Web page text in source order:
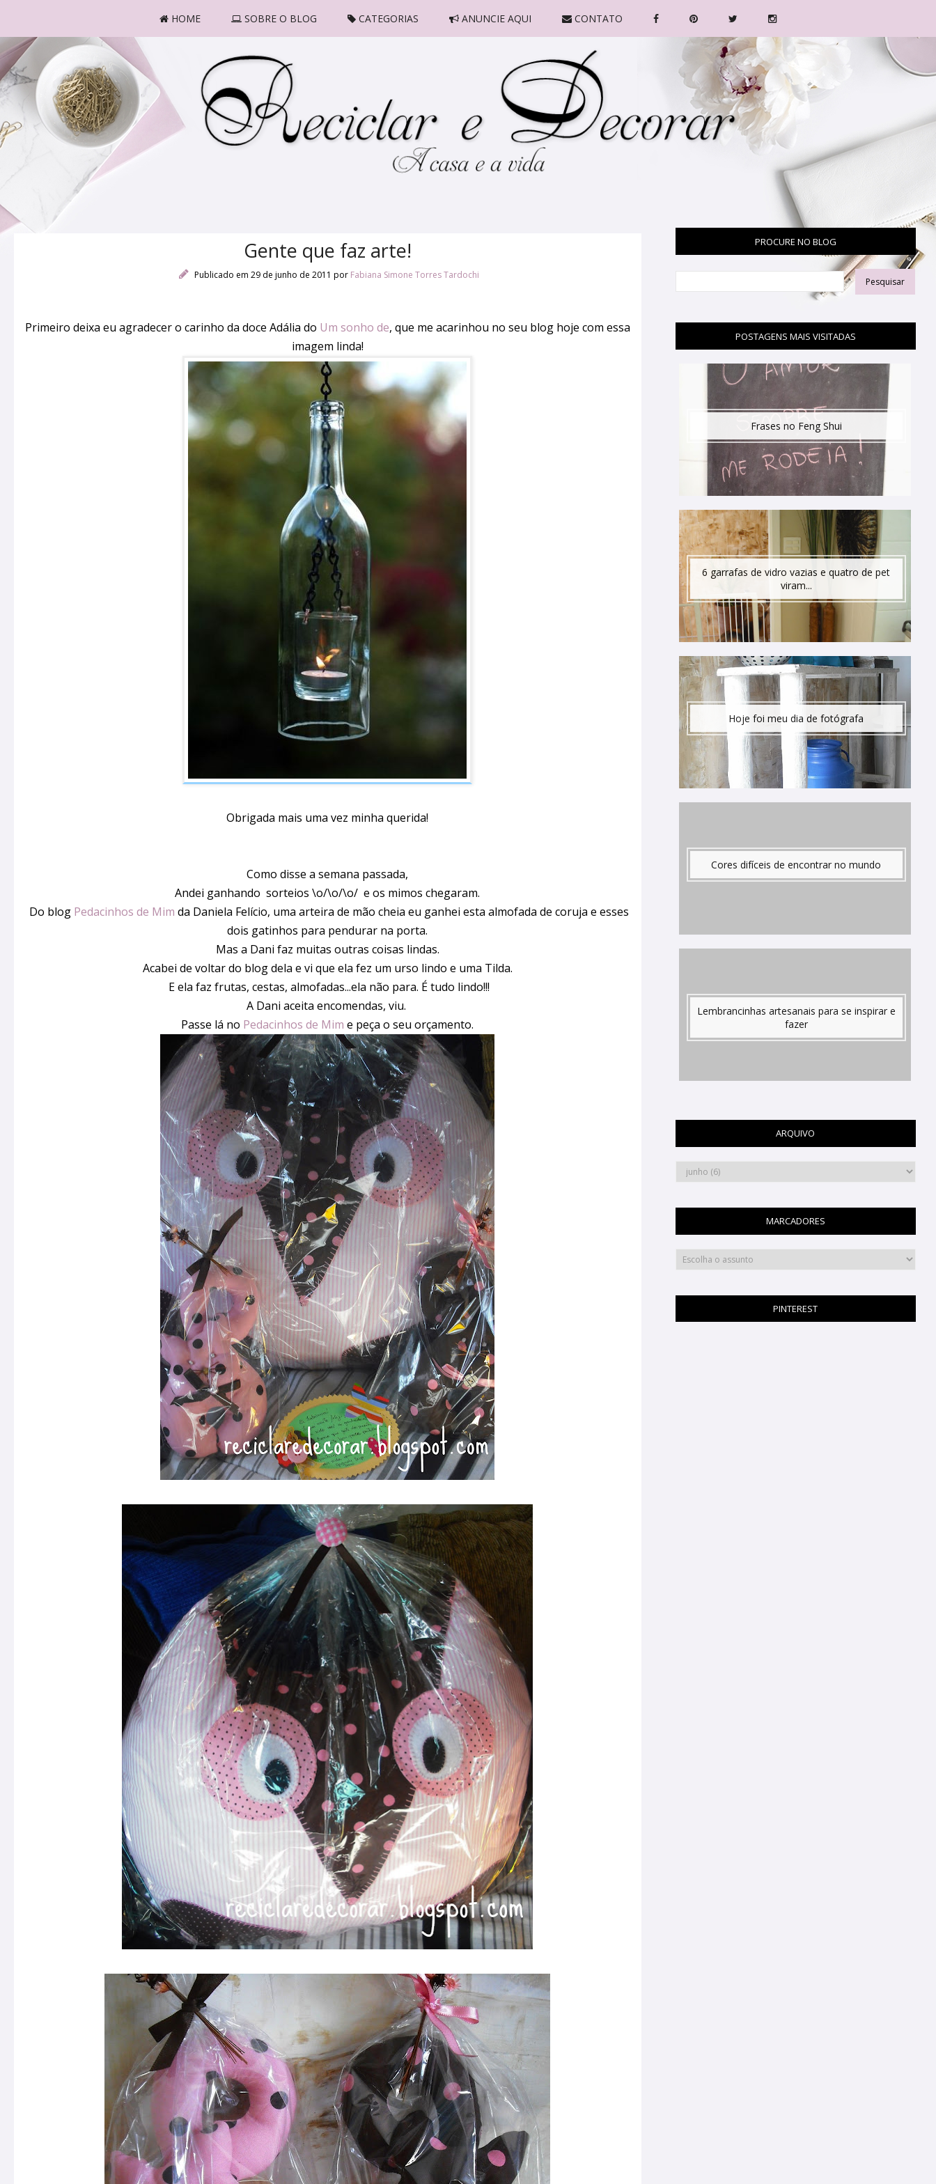
HOME SOBRE O BLOG CATEGORIAS ANUNCIE AQUI CONTATO
Gente que faz arte!
Publicado em 29 de junho de 2011por Fabiana Simone Torres Tardochi
Primeiro deixa eu agradecer o carinho da doce Adália do Um sonho de, que me acarinhou no seu blog hoje com essa
imagem linda!
Obrigada mais uma vez minha querida!
Como disse a semana passada,
Andei ganhando sorteios \o/\o/\o/ e os mimos chegaram.
Do blog Pedacinhos de Mim da Daniela Felício, uma arteira de mão cheia eu ganhei esta almofada de coruja e esses
dois gatinhos para pendurar na porta.
Mas a Dani faz muitas outras coisas lindas.
Acabei de voltar do blog dela e vi que ela fez um urso lindo e uma Tilda.
E ela faz frutas, cestas, almofadas...ela não para. É tudo lindo!!!
A Dani aceita encomendas, viu.
Passe lá no Pedacinhos de Mim e peça o seu orçamento.
PROCURE NO BLOG
POSTAGENS MAIS VISITADAS
Frases no Feng Shui
6 garrafas de vidro vazias e quatro de pet
viram...
Hoje foi meu dia de fotógrafa
Cores difíceis de encontrar no mundo
Lembrancinhas artesanais para se inspirar e
fazer
ARQUIVO
MARCADORES
PINTEREST